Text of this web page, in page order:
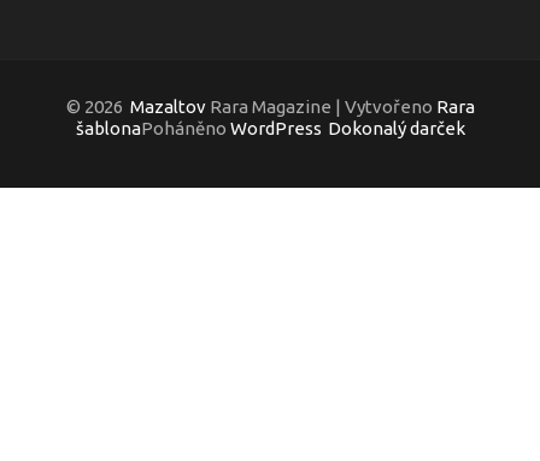
© 2026 MazaltovRara Magazine | Vytvořeno Rara
šablonaPoháněno WordPress Dokonalý darček